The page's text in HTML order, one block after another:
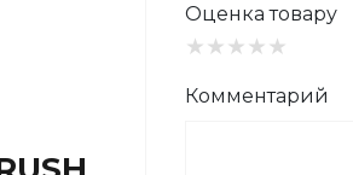
Оценка товару
★ ★ ★ ★ ★
Комментарий